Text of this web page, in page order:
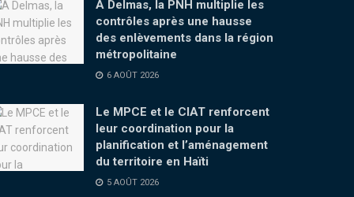
À Delmas, la PNH multiplie les
contrôles après une hausse
des enlèvements dans la région
métropolitaine
6 AOÛT 2026
Le MPCE et le CIAT renforcent
leur coordination pour la
planification et l’aménagement
du territoire en Haïti
5 AOÛT 2026